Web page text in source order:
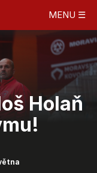
MENU ☰
Holaň